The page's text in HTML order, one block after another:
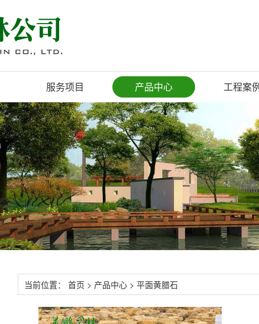
服务项目 产品中心 工程案
当前位置： 首页 > 产品中心 > 平面黄腊石